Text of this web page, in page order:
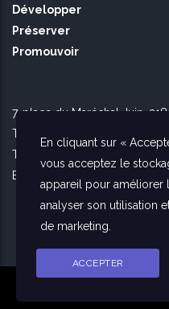
Développer
Préserver
Promouvoir
7, place du Maréchal Juin,
Tél Toulouse : 09 51 90 16 56
Tél Saint Gaudens : 09 73 56
E-mail :
En cliquant sur «
vous acceptez le
appareil pour améliorer
analyser son utilisation
de marketing.
ACCEPTER